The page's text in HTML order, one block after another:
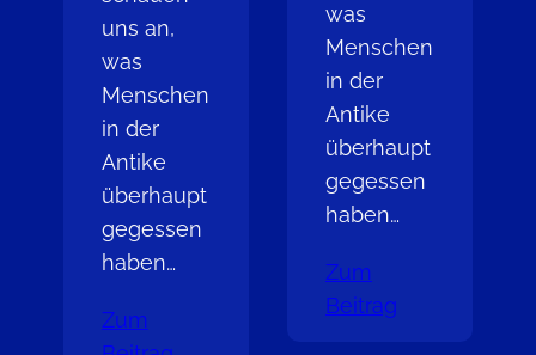
uns an,
was
Menschen
in der
Antike
überhaupt
gegessen
haben…
Zum
was
Menschen
in der
Antike
überhaupt
gegessen
haben…
Zum
Beitrag